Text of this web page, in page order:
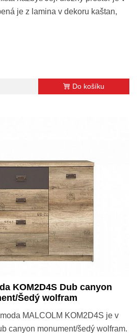
je z lamina v dekoru kaštan,
Do košíku
KOM2D4S Dub canyon
Šedý wolfram
MALCOLM KOM2D4S je v
canyon monument/šedý wolfram.